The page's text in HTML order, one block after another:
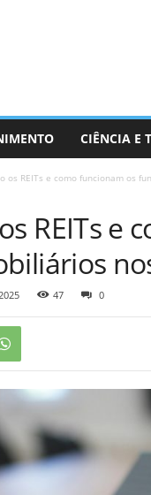
CIÊNCIA E
os REITs e como funcionam os
REITs e
47 0